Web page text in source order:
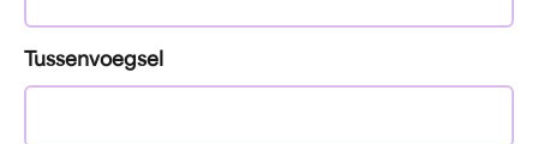
Tussenvoegsel